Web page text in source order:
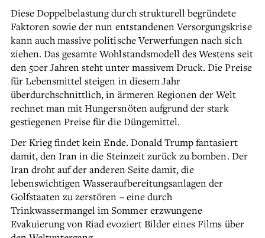
Diese Doppelbelastung durch strukturell begründete
Faktoren sowie der nun entstandenen Versorgungskrise
kann auch massive politische Verwerfungen nach sich
ziehen. Das gesamte Wohlstandsmodell des Westens seit
den 50er Jahren steht unter massivem Druck. Die Preise
für Lebensmittel steigen in diesem Jahr
überdurchschnittlich, in ärmeren Regionen der Welt
rechnet man mit Hungersnöten aufgrund der stark
gestiegenen Preise für die Düngemittel.
Der Krieg findet kein Ende. Donald Trump fantasiert
damit, den Iran in die Steinzeit zurück zu bomben. Der
Iran droht auf der anderen Seite damit, die
lebenswichtigen Wasseraufbereitungsanlagen der
Golfstaaten zu zerstören – eine durch
Trinkwassermangel im Sommer erzwungene
Evakuierung von Riad evoziert Bilder eines Films über